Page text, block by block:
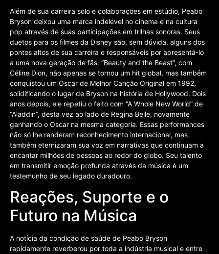
Além de sua carreira solo e colaborações em estúdio, Peabo
Bryson deixou uma marca indelével no cinema e na cultura
pop através de suas participações em trilhas sonoras. Seus
duetos para os filmes da Disney são, sem dúvida, alguns dos
pontos altos de sua carreira e responsáveis por apresentá-lo
a uma nova geração de fãs. “Beauty and the Beast”, com
Céline Dion, não apenas se tornou um hit global, mas também
conquistou um Oscar de Melhor Canção Original em 1992,
solidificando o lugar de Bryson na história de Hollywood. Dois
anos depois, ele repetiu o feito com “A Whole New World” de
“Aladdin”, desta vez ao lado de Regina Belle, novamente
ganhando o Oscar na mesma categoria. Essas performances
não só lhe renderam reconhecimento internacional, mas
também eternizaram sua voz em narrativas que continuam a
encantar milhões de pessoas ao redor do globo. Seu talento
em transmitir emoção profunda através da música é um
testemunho de seu legado duradouro.
Reações, Suporte e o
Futuro na Música
A notícia da condição de saúde de Peabo Bryson
rapidamente reverberou por toda a indústria musical e entre